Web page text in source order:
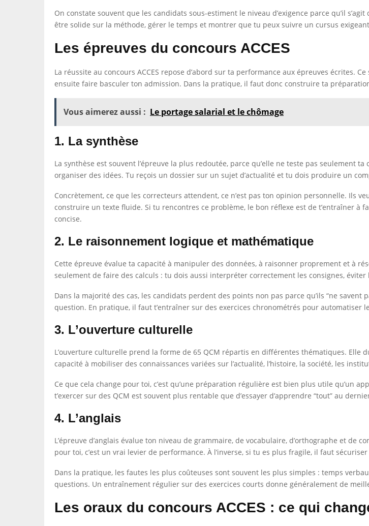
On constate souvent que les candidats sous-estiment le niveau d’exigence parce qu’il
être solide sur la méthode, gérer le temps et montrer que tu peux suivre un cursus
Les épreuves du concours ACCES
La réussite au concours ACCES repose d’abord sur ta performance aux épreuves écrites.
ensuite faire basculer ton admission. Dans la pratique, il faut donc construire ta
Vous aimerez aussi : Le portage salarial et le chômage
1. La synthèse
La synthèse est souvent l’épreuve la plus redoutée, parce qu’elle ne teste pas seulement
organiser des idées. Tu reçois un dossier sur un sujet d’actualité et tu dois produire un
Concrètement, ce que les correcteurs attendent, ce n’est pas ton opinion personnelle. Ils
construire un texte fluide. Si tu rencontres ce problème, le bon réflexe est de t’entraîner
concise.
2. Le raisonnement logique et mathématique
Cette épreuve évalue ta capacité à manipuler des données, à raisonner proprement et à
seulement de faire des calculs : tu dois aussi interpréter correctement les consignes,
Dans la majorité des cas, les candidats perdent des points non pas parce qu’ils “ne
question. En pratique, il faut t’entraîner sur des exercices chronométrés pour automatiser
3. L’ouverture culturelle
L’ouverture culturelle prend la forme de 65 QCM répartis en différentes thématiques.
capacité à mobiliser des connaissances variées sur l’actualité, l’histoire, la société, les
Ce que cela change pour toi, c’est qu’une préparation régulière est bien plus utile qu’un
t’exercer sur des QCM est souvent plus rentable que d’essayer d’apprendre “tout” au
4. L’anglais
L’épreuve d’anglais évalue ton niveau de grammaire, de vocabulaire, d’orthographe et de
pour toi, c’est un vrai levier de performance. À l’inverse, si tu es plus fragile, il faut
Dans la pratique, les fautes les plus coûteuses sont souvent les plus simples : temps
questions. Un entraînement régulier sur des exercices courts donne généralement de
Les oraux du concours ACCES : ce qui